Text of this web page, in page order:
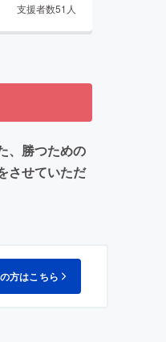
支援者数51 人
、勝つための
させていただ
方はこちら